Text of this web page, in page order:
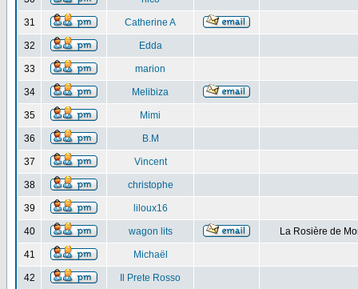
31 Catherine A
32 Edda
33 marion
34 Melibiza
35 Mimi
36 B.M
37 Vincent
38 christophe
39 liloux16
40 wagon lits La Rosière de
41 Michaël
42 Il Prete Rosso